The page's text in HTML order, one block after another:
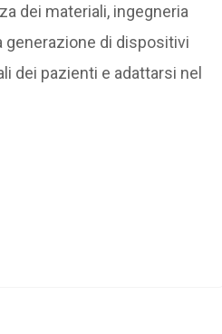
dei materiali, ingegneria
generazione di dispositivi
dei pazienti e adattarsi nel